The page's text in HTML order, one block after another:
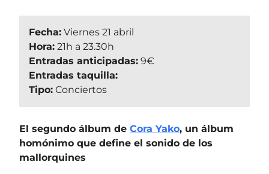
Fecha: Viernes 21 abril
Hora: 21h a 23.30h
Entradas anticipadas: 9€
Entradas taquilla:
Tipo: Conciertos
El segundo álbum de Cora Yako, un álbum
homónimo que define el sonido de los
mallorquines